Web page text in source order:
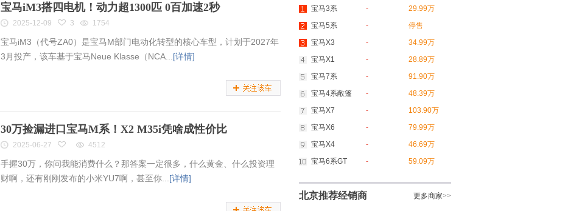
宝马iM3搭四电机！动力超1300匹 0百加速2秒
2025-12-09 3 1754
宝马iM3（代号ZA0）是宝马M部门电动化转型的核心车型，计划于2027年
3月投产，该车基于宝马Neue Klasse（NCA... [详情]
30万捡漏进口宝马M系！X2 M35i凭啥成性价比
2025-06-27 4512
手握30万，你问我能消费什么？那答案一定很多，什么黄金、什么投资理
财啊，还有刚刚发布的小米YU7啊，甚至你... [详情]
宝马3系 -
29.99万
宝马5系
-
停售
宝马X3
-
34.99万
宝马X1
-
28.89万
宝马7系
-
91.90万
宝马4系敞篷
-
48.39万
宝马X7
-
103.90万
宝马X6
-
79.99万
宝马X4
-
46.69万
宝马6系GT
- 59.09万
北京推荐经销商 更多商家>>